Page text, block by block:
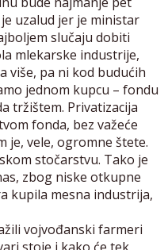
uzalud jer je ministar
slučaju dobiti
mlekarske industrije,
više, pa ni kod budućih
jednom kupcu – fondu
tržištem. Privatizacija
fonda, bez važeće
je, vele, ogromne štete.
stočarstvu. Tako je
zbog niske otkupne
kupila mesna industrija,
vojvođanski farmeri